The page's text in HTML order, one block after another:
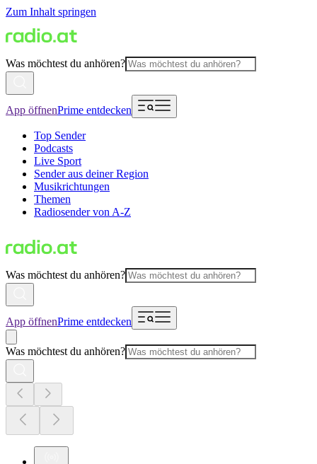
Zum Inhalt springen
Was möchtest du anhören?
App öffnenPrime entdecken
Top Sender
Podcasts
Live Sport
Sender aus deiner Region
Musikrichtungen
Themen
Radiosender von A-Z
Was möchtest du anhören?
App öffnenPrime entdecken
Was möchtest du anhören?